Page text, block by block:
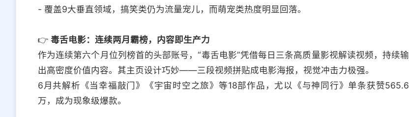
- 覆盖9大垂直领域，搞笑类仍为流量宠儿，而萌宠类热度明显回落。
👉 毒舌电影：连续两月霸榜，内容即生产力
作为连续第六个月位列榜首的头部账号，“毒舌电影”凭借每日三条高质量影视解读视频，持续输
出高密度价值内容。其主页设计巧妙——三段视频拼贴成电影海报，视觉冲击力极强。
6月共解析《当幸福敲门》《宇宙时空之旅》等18部作品，尤以《与神同行》单条获赞565.6
万，成为现象级爆款。